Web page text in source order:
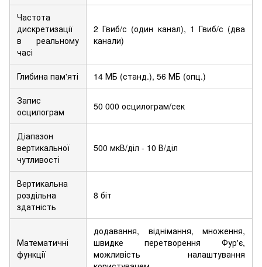
Частота
дискретизації
в реальному
часі
2 Гвиб/с (один канал), 1 Гвиб/с (два
канали)
Глибина пам'яті 14 МБ (станд.), 56 МБ (опц.)
Запис
осцилограм
50 000 осцилограм/сек
Діапазон
вертикальної
чутливості
500 мкВ/діл - 10 В/діл
Вертикальна
роздільна
здатність
8 біт
Математичні
функції
додавання, віднімання, множення,
швидке перетворення Фур'є,
можливість налаштування